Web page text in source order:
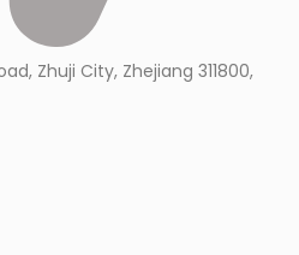
Zhuji City, Zhejiang 311800,